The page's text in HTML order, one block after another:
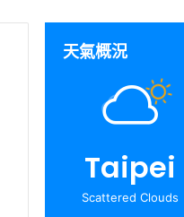
天氣概況
Taipei
Scattered Clouds